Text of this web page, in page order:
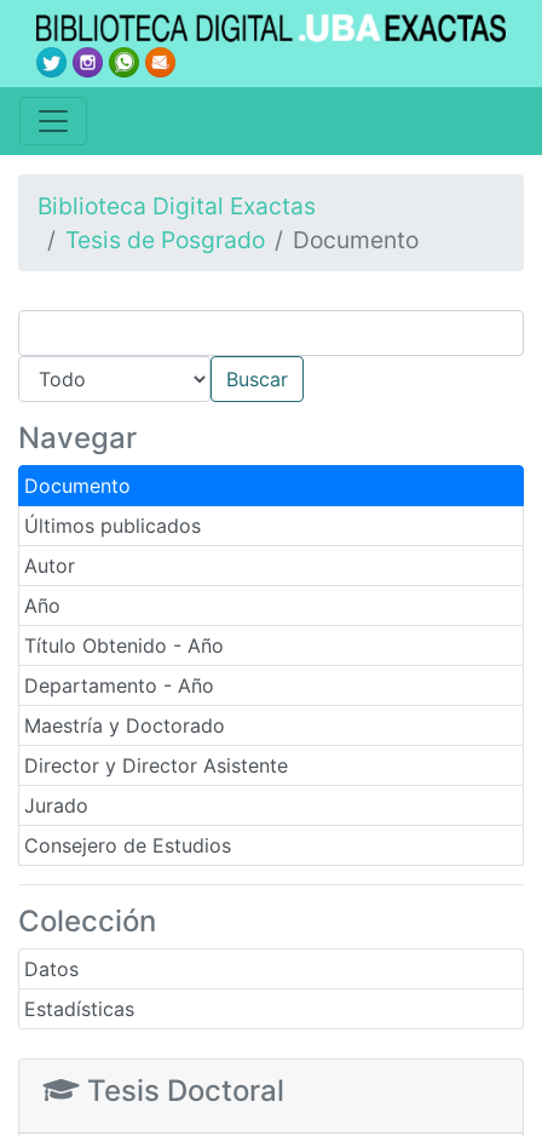
Biblioteca Digital Exactas
Tesis de Posgrado
Documento
Navegar
Documento
Últimos publicados
Autor
Año
Título Obtenido - Año
Departamento - Año
Maestría y Doctorado
Director y Director Asistente
Jurado
Consejero de Estudios
Colección
Datos
Estadísticas
Tesis Doctoral